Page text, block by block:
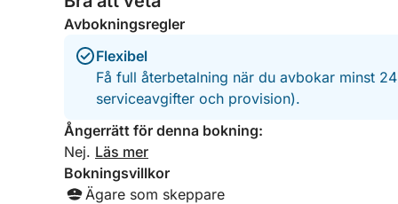
Avbokningsregler
Flexibel
Få full återbetalning när du avbokar minst
serviceavgifter och provision).
Ångerrätt för denna bokning:
Nej. Läs mer
Bokningsvillkor
Ägare som skeppare